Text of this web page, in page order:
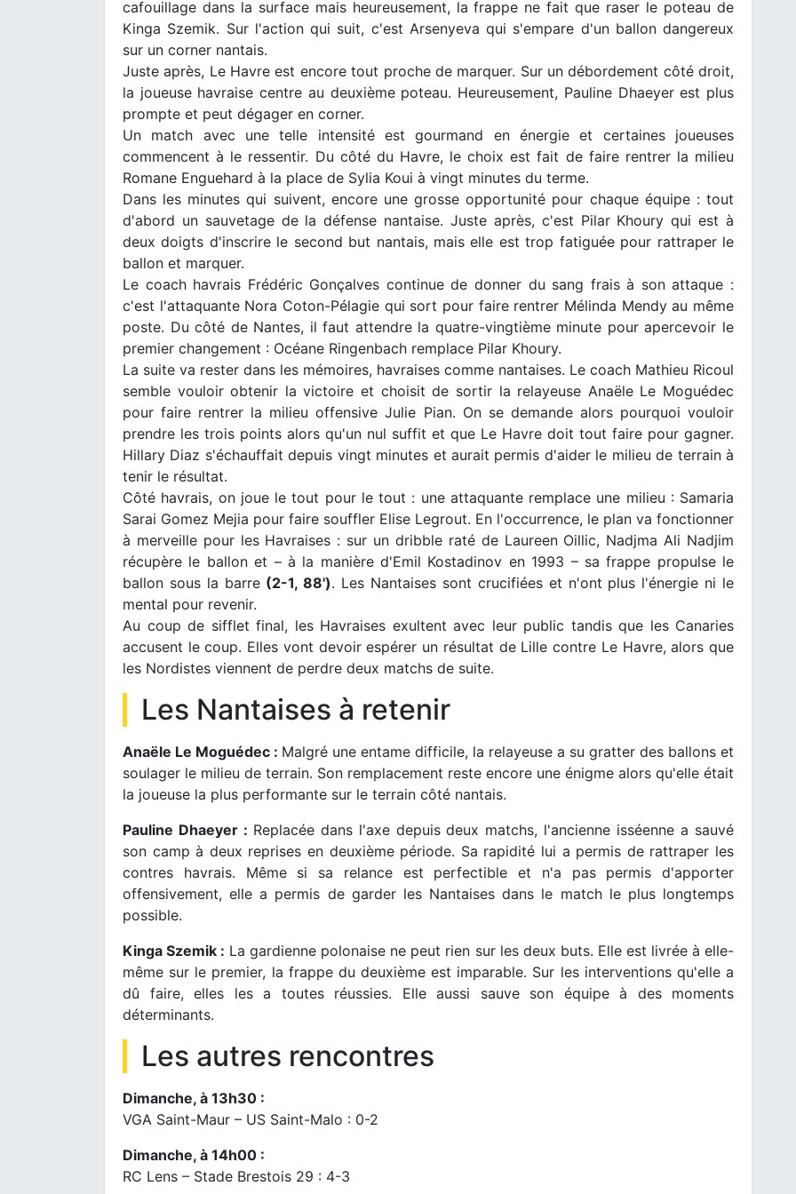
cafouillage dans la surface mais heureusement, la frappe ne fait que raser le poteau de
Kinga Szemik. Sur l'action qui suit, c'est Arsenyeva qui s'empare d'un ballon dangereux
sur un corner nantais.
Juste après, Le Havre est encore tout proche de marquer. Sur un débordement côté droit,
la joueuse havraise centre au deuxième poteau. Heureusement, Pauline Dhaeyer est plus
prompte et peut dégager en corner.
Un match avec une telle intensité est gourmand en énergie et certaines joueuses
commencent à le ressentir. Du côté du Havre, le choix est fait de faire rentrer la milieu
Romane Enguehard à la place de Sylia Koui à vingt minutes du terme.
Dans les minutes qui suivent, encore une grosse opportunité pour chaque équipe : tout
d'abord un sauvetage de la défense nantaise. Juste après, c'est Pilar Khoury qui est à
deux doigts d'inscrire le second but nantais, mais elle est trop fatiguée pour rattraper le
ballon et marquer.
Le coach havrais Frédéric Gonçalves continue de donner du sang frais à son attaque :
c'est l'attaquante Nora Coton-Pélagie qui sort pour faire rentrer Mélinda Mendy au même
poste. Du côté de Nantes, il faut attendre la quatre-vingtième minute pour apercevoir le
premier changement : Océane Ringenbach remplace Pilar Khoury.
La suite va rester dans les mémoires, havraises comme nantaises. Le coach Mathieu Ricoul
semble vouloir obtenir la victoire et choisit de sortir la relayeuse Anaële Le Moguédec
pour faire rentrer la milieu offensive Julie Pian. On se demande alors pourquoi vouloir
prendre les trois points alors qu'un nul suffit et que Le Havre doit tout faire pour gagner.
Hillary Diaz s'échauffait depuis vingt minutes et aurait permis d'aider le milieu de terrain à
tenir le résultat.
Côté havrais, on joue le tout pour le tout : une attaquante remplace une milieu : Samaria
Sarai Gomez Mejia pour faire souffler Elise Legrout. En l'occurrence, le plan va fonctionner
à merveille pour les Havraises : sur un dribble raté de Laureen Oillic, Nadjma Ali Nadjim
récupère le ballon et – à la manière d'Emil Kostadinov en 1993 – sa frappe propulse le
ballon sous la barre (2-1, 88'). Les Nantaises sont crucifiées et n'ont plus l'énergie ni le
mental pour revenir.
Au coup de sifflet final, les Havraises exultent avec leur public tandis que les Canaries
accusent le coup. Elles vont devoir espérer un résultat de Lille contre Le Havre, alors que
les Nordistes viennent de perdre deux matchs de suite.
Les Nantaises à retenir
Anaële Le Moguédec : Malgré une entame difficile, la relayeuse a su gratter des ballons et
soulager le milieu de terrain. Son remplacement reste encore une énigme alors qu'elle était
la joueuse la plus performante sur le terrain côté nantais.
Pauline Dhaeyer : Replacée dans l'axe depuis deux matchs, l'ancienne isséenne a sauvé
son camp à deux reprises en deuxième période. Sa rapidité lui a permis de rattraper les
contres havrais. Même si sa relance est perfectible et n'a pas permis d'apporter
offensivement, elle a permis de garder les Nantaises dans le match le plus longtemps
possible.
Kinga Szemik : La gardienne polonaise ne peut rien sur les deux buts. Elle est livrée à elle-
même sur le premier, la frappe du deuxième est imparable. Sur les interventions qu'elle a
dû faire, elles les a toutes réussies. Elle aussi sauve son équipe à des moments
déterminants.
Les autres rencontres
Dimanche, à 13h30 :
VGA Saint-Maur – US Saint-Malo : 0-2
Dimanche, à 14h00 :
RC Lens – Stade Brestois 29 : 4-3